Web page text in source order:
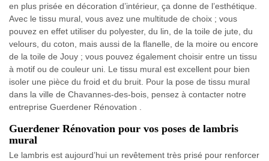
en plus prisée en décoration d’intérieur, ça donne de l’esthétique.
Avec le tissu mural, vous avez une multitude de choix ; vous
pouvez en effet utiliser du polyester, du lin, de la toile de jute, du
velours, du coton, mais aussi de la flanelle, de la moire ou encore
de la toile de Jouy ; vous pouvez également choisir entre un tissu
à motif ou de couleur uni. Le tissu mural est excellent pour bien
isoler une pièce du froid et du bruit. Pour la pose de tissu mural
dans la ville de Chavannes-des-bois, pensez à contacter notre
entreprise Guerdener Rénovation .
Guerdener Rénovation pour vos poses de lambris
mural
Le lambris est aujourd’hui un revêtement très prisé pour renforcer